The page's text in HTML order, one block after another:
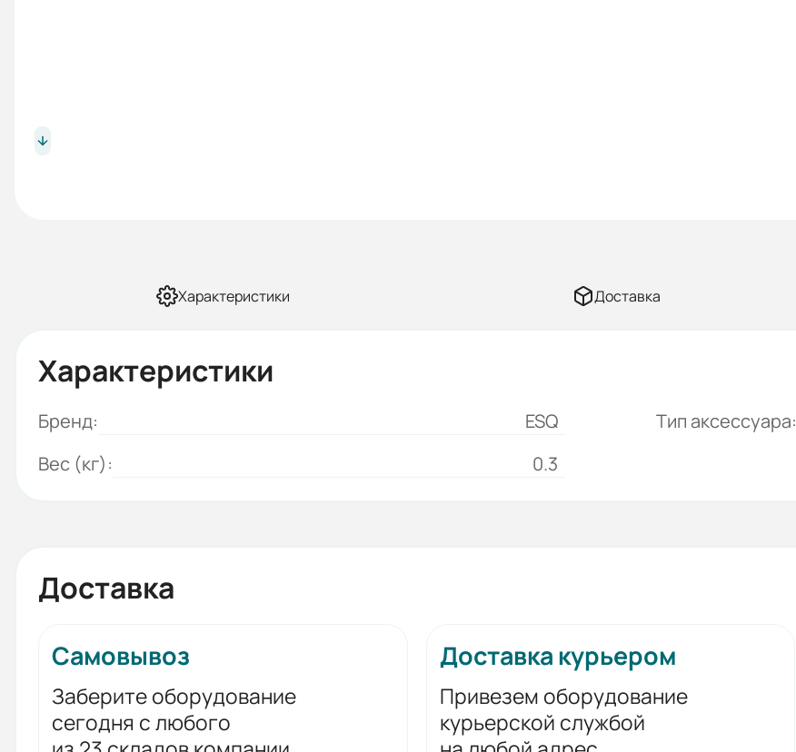
Характеристики Доставка
Характеристики
Бренд: ESQ Тип аксессуара:
Вес (кг):
0.3
Доставка
Самовывоз
Заберите оборудование
сегодня с любого
Доставка курьером
Привезем оборудование
курьерской службой